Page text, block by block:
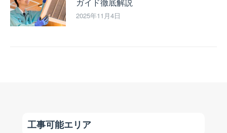
2025年11月4日
工事可能エリア